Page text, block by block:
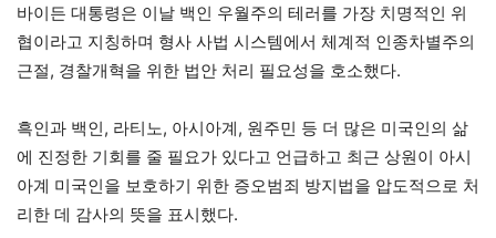
바이든 대통령은 이날 백인 우월주의 테러를 가장 치명적인 위
협이라고 지칭하며 형사 사법 시스템에서 체계적 인종차별주의
근절, 경찰개혁을 위한 법안 처리 필요성을 호소했다.
흑인과 백인, 라티노, 아시아계, 원주민 등 더 많은 미국인의 삶
에 진정한 기회를 줄 필요가 있다고 언급하고 최근 상원이 아시
아계 미국인을 보호하기 위한 증오범죄 방지법을 압도적으로 처
리한 데 감사의 뜻을 표시했다.